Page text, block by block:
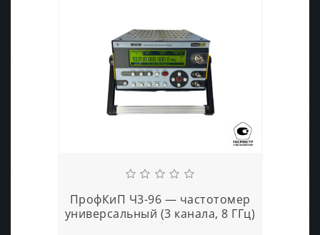
ПрофКиП Ч3-96 — частотомер
универсальный (3 канала, 8 ГГц)